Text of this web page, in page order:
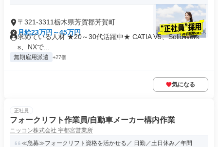
〒321-3311栃木県芳賀郡芳賀町
月給23万円～45万円
求めている人材 ★20～30代活躍中★ CATIA V5、SolidWork
s、NXで...
無期雇用派遣 +27個
気になる
正社員
フォークリフト作業員/自動車メーカー構内作業
ニッコン株式会社 宇都宮営業所
≪急募≫フォークリフト資格を活かせる／ 日勤／土日休み／年間